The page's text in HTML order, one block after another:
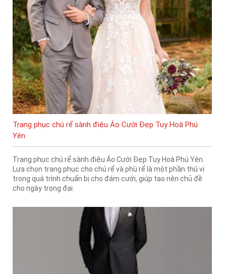
Trang phục chú rể sành điệu Áo Cưới Đẹp Tuy Hoà Phú
Yên
Trang phục chú rể sành điệu Áo Cưới Đẹp Tuy Hoà Phú Yên.
Lựa chọn trang phục cho chú rể và phù rể là một phần thú vị
trong quá trình chuẩn bị cho đám cưới, giúp tạo nên chủ đề
cho ngày trọng đại.